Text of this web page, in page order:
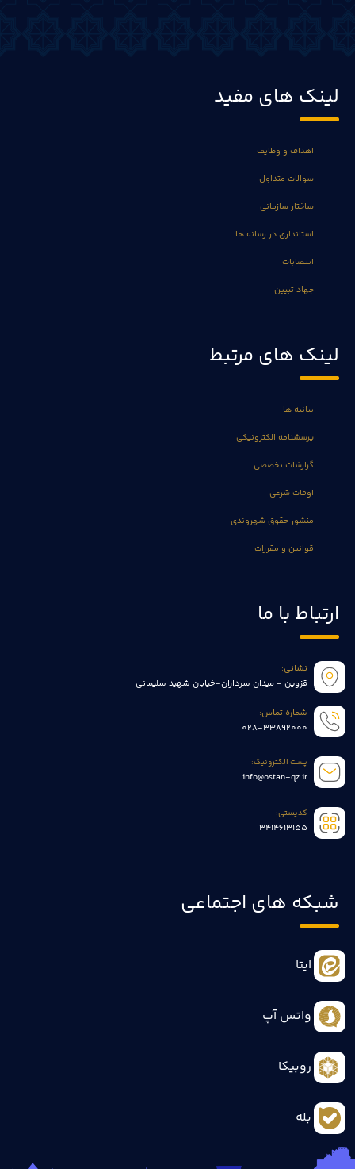
لینک های مفید
اهداف و وظایف
سوالات متداول
ساختار سازمانی
استانداری در رسانه ها
انتصابات
جهاد تبیین
لینک های مرتبط
بیانیه ها
پرسشنامه الکترونیکی
گزارشات تخصصی
اوقات شرعی
منشور حقوق شهروندی
قوانین و مقررات
ارتباط با ما
نشانی:
قزوین - میدان سرداران-خیابان شهید سلیمانی
شماره تماس:
028-33892000
پست الکترونیک:
info@ostan-qz.ir
کدپستی:
3414613155
شبکه های اجتماعی
ایتا
واتس آپ
روبیکا
بله